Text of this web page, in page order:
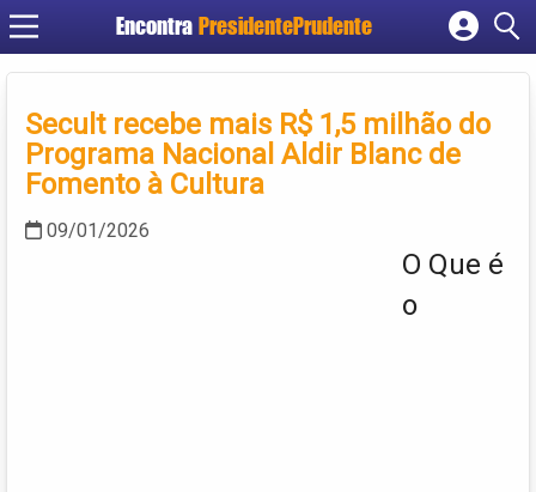
Encontra PresidentePrudente
Cadastrar empresa
Criar conta
Secult recebe mais R$ 1,5 milhão do
Programa Nacional Aldir Blanc de
Fomento à Cultura
09/01/2026
O Que é
o